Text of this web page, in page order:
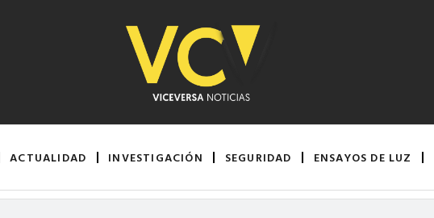
ACTUALIDAD INVESTIGACIÓN SEGURIDAD ENSAYOS DE LUZ